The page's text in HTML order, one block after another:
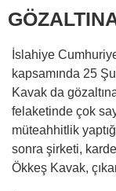
İslahiye
kapsamında 25
Kavak da
felaketinde çok
müteahhitlik
sonra şirketi,
Ökkeş Kavak,